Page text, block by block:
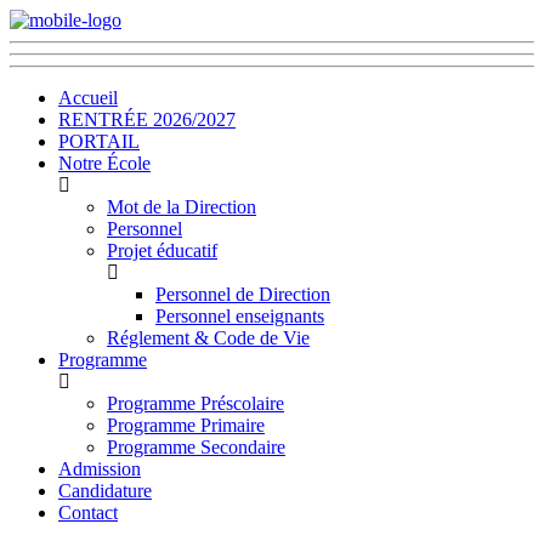
Accueil
RENTRÉE 2026/2027
PORTAIL
Notre École
Mot de la Direction
Personnel
Projet éducatif
Personnel de Direction
Personnel enseignants
Réglement & Code de Vie
Programme
Programme Préscolaire
Programme Primaire
Programme Secondaire
Admission
Candidature
Contact